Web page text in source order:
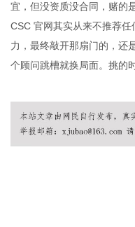
宜，但没资质没合同，赌的
CSC 官网其实从来不推荐任
力，最终敲开那扇门的，还
个顾问跳槽就换局面。挑的